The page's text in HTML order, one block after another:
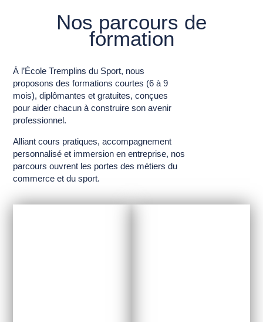
Nos parcours de
formation
À l’École Tremplins du Sport, nous
proposons des formations courtes (6 à 9
mois), diplômantes et gratuites, conçues
pour aider chacun à construire son avenir
professionnel.
Alliant cours pratiques, accompagnement
personnalisé et immersion en entreprise, nos
parcours ouvrent les portes des métiers du
commerce et du sport.